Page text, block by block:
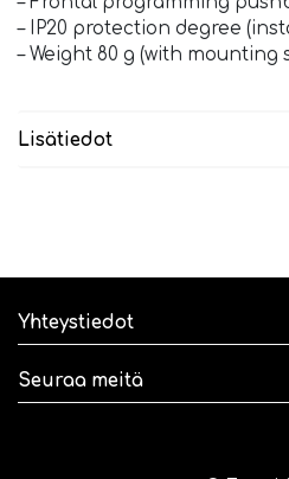
– IP20 protection degree
– Weight 80 g (with mounting
Lisätiedot
Yhteystiedot
Seuraa meitä